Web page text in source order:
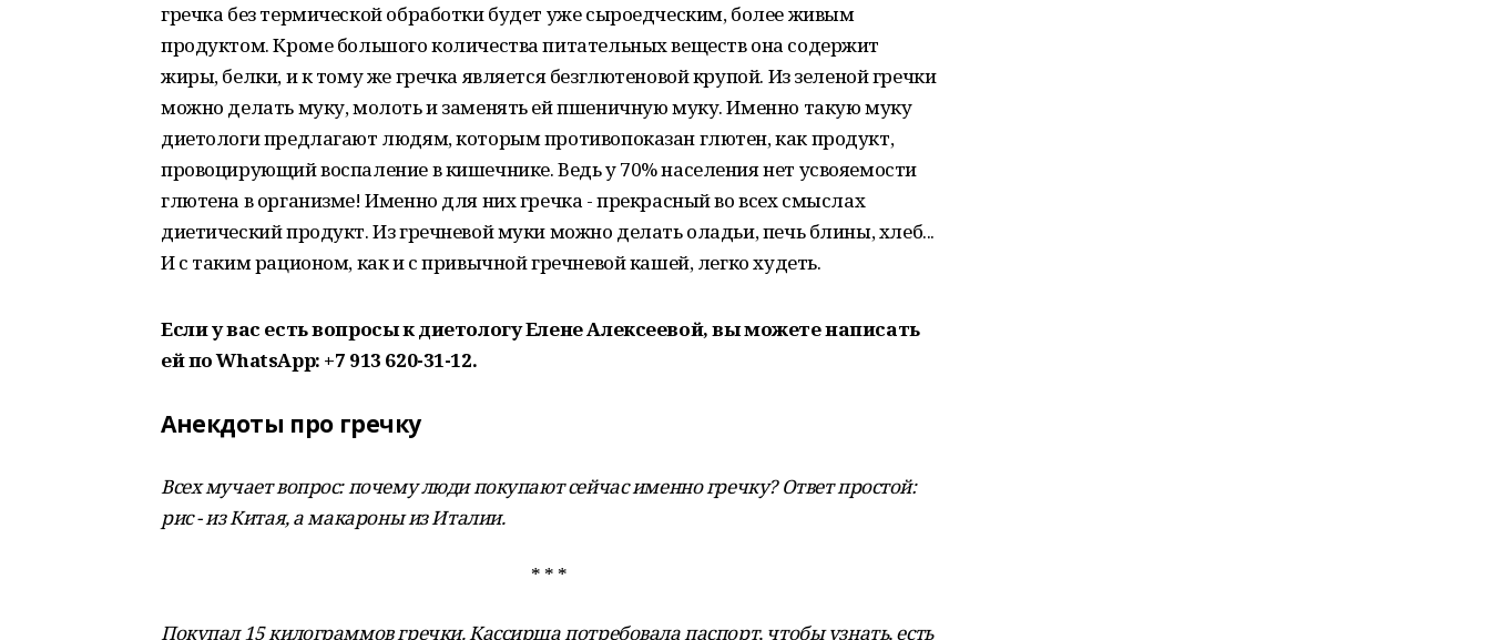
гречка без термической обработки будет уже сыроедческим, более живым
продуктом. Кроме большого количества питательных веществ она содержит
жиры, белки, и к тому же гречка является безглютеновой крупой. Из зеленой гречки
можно делать муку, молоть и заменять ей пшеничную муку. Именно такую муку
диетологи предлагают людям, которым противопоказан глютен, как продукт,
провоцирующий воспаление в кишечнике. Ведь у 70% населения нет усвояемости
глютена в организме! Именно для них гречка - прекрасный во всех смыслах
диетический продукт. Из гречневой муки можно делать оладьи, печь блины, хлеб...
И с таким рационом, как и с привычной гречневой кашей, легко худеть.
Если у вас есть вопросы к диетологу ЕленеАлексеевой, вы можете написать
ей по WhatsApp: +7 913 620-31-12.
Анекдоты про гречку
Всех мучает вопрос: почему люди покупают сейчас именно гречку? Ответ простой:
рис - из Китая, а макароны из Италии.
* * *
Покупал 15 килограммов гречки. Кассирша потребовала паспорт, чтобы узнать, есть